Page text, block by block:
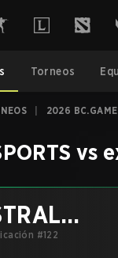
Torneos
2026 BC.GAME
vs
#122